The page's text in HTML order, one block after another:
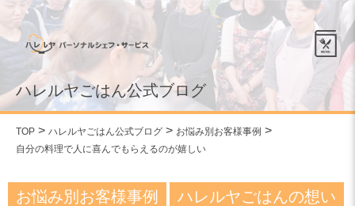
ハレルヤごはん公式ブログ
TOP ハレルヤごはん公式ブログ
お悩み別お客様事例
自分の料理で人に喜んでもらえるのが嬉しい
お悩み別お客様事例 ハレルヤごはんの想い